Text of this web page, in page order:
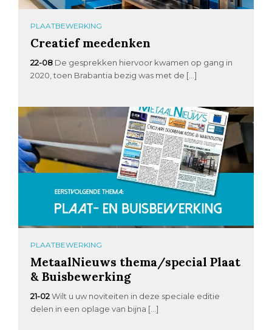
PLAATBEWERKING
Creatief meedenken
22-08 De gesprekken hiervoor kwamen op gang in
2020, toen Brabantia bezig was met de […]
PLAATBEWERKING
MetaalNieuws thema/special Plaat
& Buisbewerking
21-02 Wilt u uw noviteiten in deze speciale editie
delen in een oplage van bijna […]